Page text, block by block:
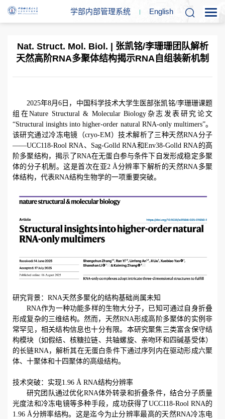
学部内部管理系统 English
Nat. Struct. Mol. Biol. | 张凯铭/李珊珊团队解析
天然高阶RNA多聚体结构揭示RNA自组装新机制
2025年8月6 日，中国科学技术大学生医部张凯铭/李珊珊课题
组在Nature Structural & Molecular Biology 杂志发表研究论文
“Structural insights into higher-order natural RNA-only multimers”。
该研究通过冷冻电镜（cryo-EM）技术解析了三种天然RNA分子
——UCC118-Rool RNA、 Sag-Golld RNA和Env38-Golld RNA的高
阶多聚结构，揭示了RNA在无蛋白参与条件下自发形成稳定多聚
体的分子机制。这是首次在亚2 Å分辨率下解析的天然RNA多聚
体结构，代表RNA结构生物学的一项重要突破。
研究背景： RNA天然多聚化的结构基础尚属未知
RNA作为一种功能多样的生物大分子，已知可通过自身折叠
形成复杂的三维结构。然而，天然RNA形成高阶多聚体的实例非
常罕见，相关结构信息也十分有限。本研究聚焦三类富含保守结
构模块（如假结、核糖拉链、共轴螺旋、亲吻环和四碱基受体）
的长链RNA，解析其在无蛋白条件下通过序列内在驱动形成六聚
体、十聚体和十四聚体的高级结构。
技术突破：实现1.96 Å RNA结构分辨率
研究团队通过优化RNA体外转录和折叠条件，结合分子质量
光度法和冷冻电镜等多种手段，成功获得了UCC118-Rool RNA的
1.96 Å分辨率结构。这是迄今为止分辨率最高的天然RNA冷冻电